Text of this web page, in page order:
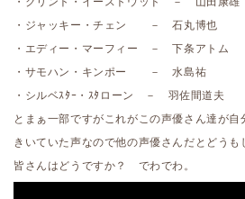
・ジャッキー・チェン － 石丸博也
・エディー・マーフィー － 下条アトム
・サモハン・キンポー － 水島祐
・シルベｽﾀｰ・ｽﾀローン － 羽佐間道夫
とまぁ一部ですがこれがこの声優さん達が
きいていた声なので他の声優さんだとどうも
皆さんはどうですか？ でわでわ。